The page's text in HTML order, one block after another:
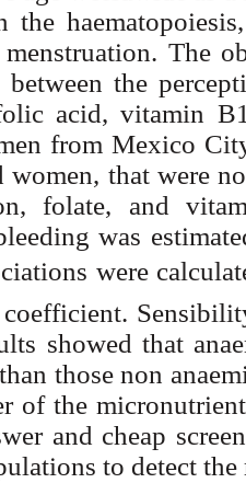
the
menstruation. The
between the
acid, vitamin
from Mexico
women, that were
folate, and
was
were
showed that
those non
of the
and cheap
to detect the